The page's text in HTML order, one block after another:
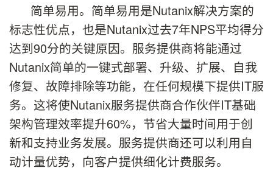
简单易用。简单易用是Nutanix解决方案的
标志性优点，也是Nutanix过去7年NPS平均得分
达到90分的关键原因。服务提供商将能通过
Nutanix简单的一键式部署、升级、扩展、自我
修复、故障排除等功能，在任何规模下提供IT服
务。这将使Nutanix服务提供商合作伙伴IT基础
架构管理效率提升60%，节省大量时间用于创
新和支持业务发展。服务提供商还可以利用自
动计量优势，向客户提供细化计费服务。